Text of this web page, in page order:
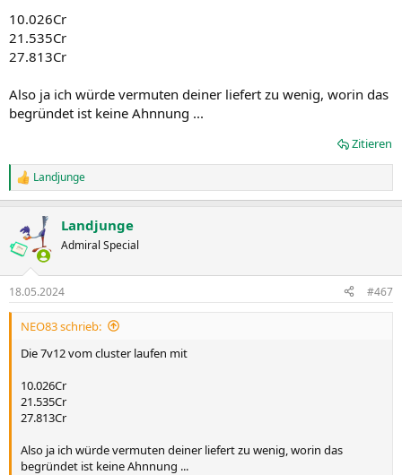
10.026Cr
21.535Cr
27.813Cr
Also ja ich würde vermuten deiner liefert zu wenig, worin das
begründet ist keine Ahnnung ...
Zitieren
R
e
t
i
e
n
Landjunge
Landjunge
Admiral Special
18.05.2024 #467
NEO83 schrieb:
Die 7v12 vom cluster laufen mit
10.026Cr
21.535Cr
27.813Cr
Also ja ich würde vermuten deiner liefert zu wenig, worin das
begründet ist keine Ahnnung ...